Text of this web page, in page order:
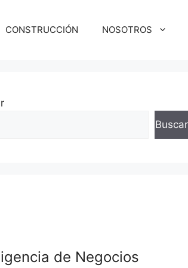
CONSTRUCCIÓN NOSOTROS
Buscar
de Negocios